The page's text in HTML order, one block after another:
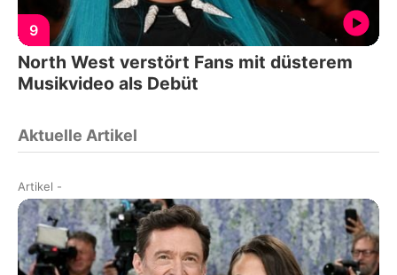
9
North West verstört Fans mit düsterem
Musikvideo als Debüt
Aktuelle Artikel
Artikel -